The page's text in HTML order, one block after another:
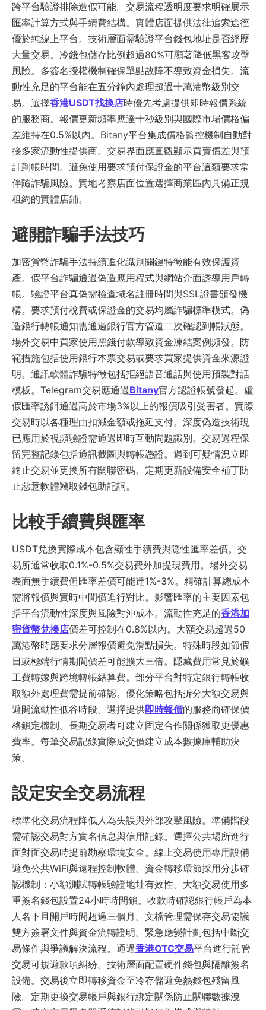
跨平台驗證排除造假可能。交易流程透明度要求明確展示
匯率計算方式與手續費結構。實體店面提供法律追索途徑
優於純線上平台。技術層面需驗證平台錢包地址是否經歷
大量交易。冷錢包儲存比例超過80%可顯著降低黑客攻擊
風險。多簽名授權機制確保單點故障不導致資金損失。流
動性充足的平台能在五分鐘內處理超過十萬港幣級別交
易。選擇香港USDT找換店時優先考慮提供即時報價系統
的服務商。報價更新頻率應達十秒級別與國際市場價格偏
差維持在0.5%以內。Bitany平台集成價格監控機制自動對
接多家流動性提供商。交易界面應直觀顯示買賣價差與預
計到帳時間。避免使用要求預付保證金的平台這類要求常
伴隨詐騙風險。實地考察店面位置選擇商業區內具備正規
租約的實體店鋪。
避開詐騙手法技巧
加密貨幣詐騙手法持續進化識別關鍵特徵能有效保護資
產。假平台詐騙通過偽造應用程式與網站介面誘導用戶轉
帳。驗證平台真偽需檢查域名註冊時間與SSL證書頒發機
構。要求預付稅費或保證金的交易均屬詐騙標準模式。偽
造銀行轉帳通知需通過銀行官方管道二次確認到帳狀態。
場外交易中買家使用黑錢付款導致資金凍結案例頻發。防
範措施包括使用銀行本票交易或要求買家提供資金來源證
明。通訊軟體詐騙特徵包括拒絕語音通話與使用預製對話
模板。Telegram交易應通過Bitany官方認證帳號發起。虛
假匯率誘餌通過高於市場3%以上的報價吸引受害者。實際
交易時以各種理由扣減金額或拖延支付。深度偽造技術現
已應用於視頻驗證需通過即時互動問題識別。交易過程保
留完整記錄包括通訊截圖與轉帳憑證。遇到可疑情況立即
終止交易並更換所有關聯密碼。定期更新設備安全補丁防
止惡意軟體竊取錢包助記詞。
比較手續費與匯率
USDT兌換實際成本包含顯性手續費與隱性匯率差價。交
易所通常收取0.1%-0.5%交易費外加提現費用。場外交易
表面無手續費但匯率差價可能達1%-3%。精確計算總成本
需將報價與實時中間價進行對比。影響匯率的主要因素包
括平台流動性深度與風險對沖成本。流動性充足的香港加
密貨幣兌換店價差可控制在0.8%以內。大額交易超過50
萬港幣時應要求分層報價避免滑點損失。特殊時段如節假
日或極端行情期間價差可能擴大三倍。隱藏費用常見於礦
工費轉嫁與跨境轉帳結算費。部分平台對特定銀行轉帳收
取額外處理費需提前確認。優化策略包括拆分大額交易與
避開流動性低谷時段。選擇提供即時報價的服務商確保價
格鎖定機制。長期交易者可建立固定合作關係獲取更優惠
費率。每筆交易記錄實際成交價建立成本數據庫輔助決
策。
設定安全交易流程
標準化交易流程降低人為失誤與外部攻擊風險。準備階段
需確認交易對方實名信息與信用記錄。選擇公共場所進行
面對面交易時提前勘察環境安全。線上交易使用專用設備
避免公共WiFi與遠程控制軟體。資金轉移環節採用分步確
認機制：小額測試轉帳驗證地址有效性。大額交易使用多
重簽名錢包設置24小時時間鎖。收款時確認銀行帳戶為本
人名下且開戶時間超過三個月。文檔管理需保存交易協議
雙方簽署文件與資金流轉證明。緊急應變計劃包括中斷交
易條件與爭議解決流程。通過香港OTC交易平台進行託管
交易可規避款項糾紛。技術層面配置硬件錢包與隔離簽名
設備。交易後立即轉移資金至冷存儲避免熱錢包殘留風
險。定期更換交易帳戶與銀行綁定關係防止關聯數據洩